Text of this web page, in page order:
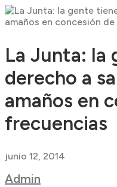
La Junta: la
derecho a
amaños en
frecuencias
junio 12, 2014
Admin